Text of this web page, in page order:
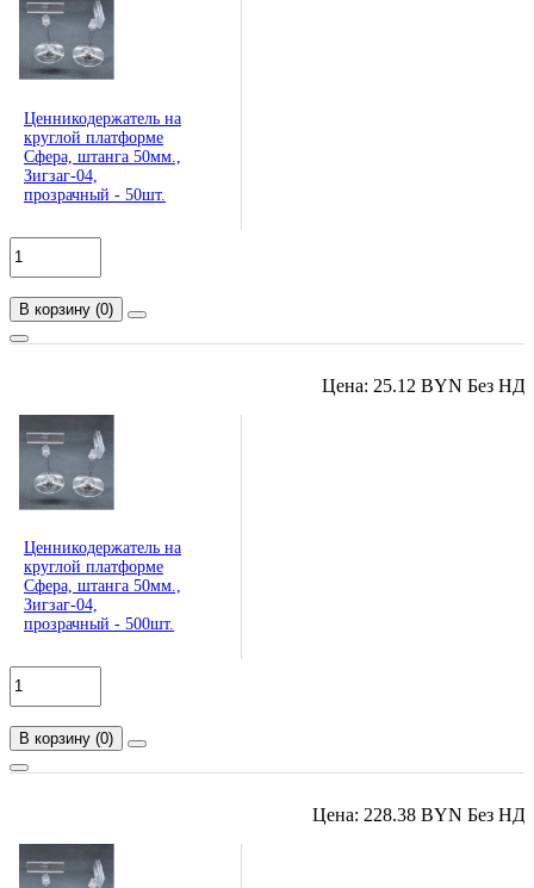
Ценникодержатель на
круглой платформе
Сфера, штанга 50мм.,
Зигзаг-04,
прозрачный - 50шт.
В корзину (0)
Цена: 25.12 BYN Без
Ценникодержатель на
круглой платформе
Сфера, штанга 50мм.,
Зигзаг-04,
прозрачный - 500шт.
В корзину (0)
Цена: 228.38 BYN Без